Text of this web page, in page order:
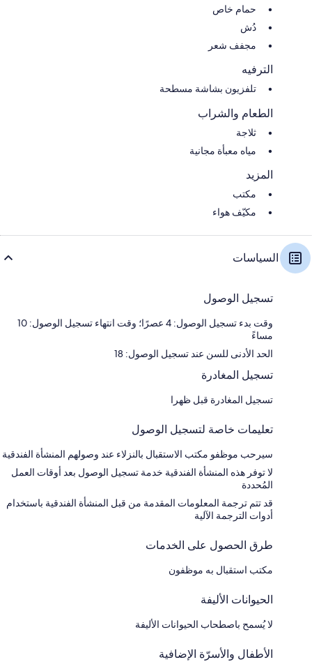
حمام خاص
دُش
مجفف شعر
الترفيه
تلفزيون بشاشة مسطحة
الطعام والشراب
ثلاجة
مياه معبأة مجانية
المزيد
مكتب
مكيّف هواء
السياسات
تسجيل الوصول
وقت بدء تسجيل الوصول: 4 عصرًا؛ وقت انتهاء تسجيل الوصول: 10
مساءً
الحد الأدنى للسن عند تسجيل الوصول: 18
تسجيل المغادرة
تسجيل المغادرة قبل ظهرا
تعليمات خاصة لتسجيل الوصول
سيرحب موظفو مكتب الاستقبال بالنزلاء عند وصولهم المنشأة الفندقية
لا توفر هذه المنشأة الفندقية خدمة تسجيل الوصول بعد أوقات العمل
المُحددة
قد تتم ترجمة المعلومات المقدمة من قبل المنشأة الفندقية باستخدام
أدوات الترجمة الآلية
طرق الحصول على الخدمات
مكتب استقبال به موظفون
الحيوانات الأليفة
لا يُسمح باصطحاب الحيوانات الأليفة
الأطفال والأسرّة الإضافية